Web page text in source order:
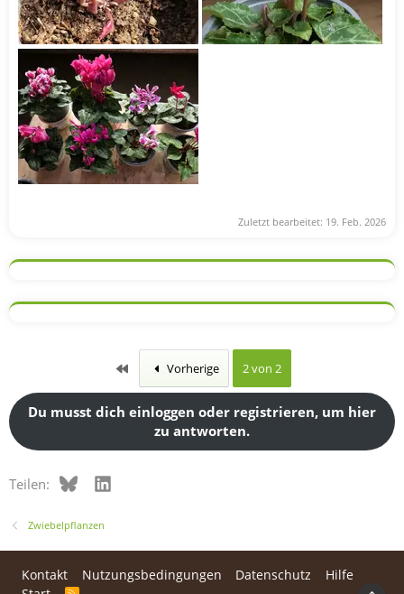
Zuletzt bearbeitet: 19. Feb. 2026
Erste Vorherige 2 von 2
Du musst dich einloggen oder registrieren, um hier
zu antworten.
Teilen: BlueskyLinkedIn
Zwiebelpflanzen
Kontakt Nutzungsbedingungen Datenschutz
Hilfe